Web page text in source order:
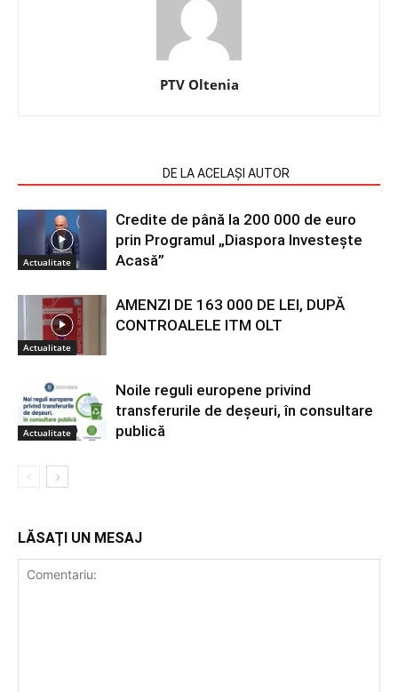
PTV Oltenia
DE LA ACELAȘI AUTOR
Actualitate
Credite de până la 200 000 de euro
prin Programul „Diaspora Investește
Acasă”
Actualitate
AMENZI DE 163 000 DE LEI, DUPĂ
CONTROALELE ITM OLT
Actualitate
Noile reguli europene privind
transferurile de deșeuri, în consultare
publică
LĂSAȚI UN MESAJ